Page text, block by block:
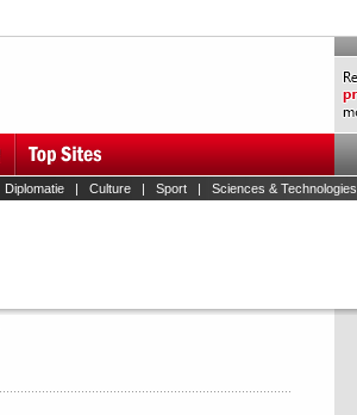
Diplomatie| Culture| Sport| Sciences & Technologies